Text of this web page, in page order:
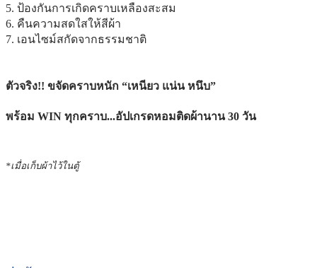
5. ป้องกันการเกิดคราบเหลืองสะสม
6. คืนความสดใสให้สีผ้า
7. เอนไซม์สกัดจากธรรมชาติ
ตัวจริง!! ขจัดคราบหนัก “เหนียว แน่น หนึบ”
พร้อม WIN ทุกคราบ...อัปเกรดหอมติดผ้านาน 30 วัน
*เมื่อเก็บผ้าไว้ในตู้